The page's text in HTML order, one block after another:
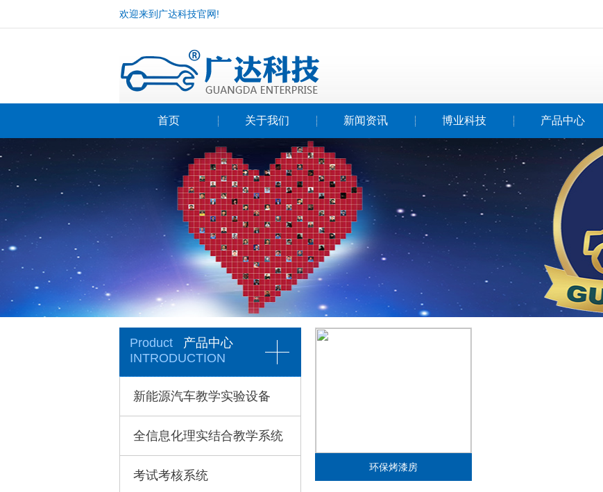
欢迎来到广达科技官网!
首页 关于我们 新闻资讯 博业科技 产品中心
Product
产品中心
INTRODUCTION
新能源汽车教学实验设备
全信息化理实结合教学系统
考试考核系统
环保烤漆房